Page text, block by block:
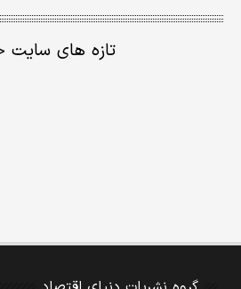
تازه های سایت